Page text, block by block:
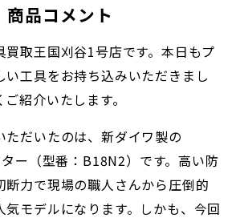
商品コメント
買取王国刈谷1号店です。本日もプ
い工具をお持ち込みいただきまし
紹介いたします。
ただいたのは、新ダイワ製の
ー（型番：B18N2）です。高い防
断力で現場の職人さんから圧倒的
気モデルになります。しかも、今回